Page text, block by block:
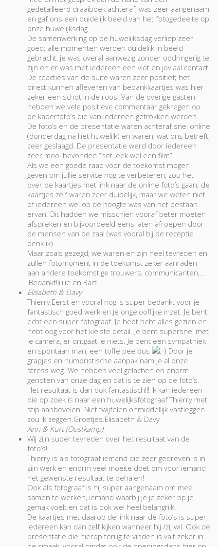
gedetailleerd draaiboek achteraf, was zeer aangenaam
en gaf ons een duidelijk beeld van het fotogedeelte op
onze huwelijksdag.
De samenwerking op de huwelijksdag verliep zeer
goed; alle momenten werden duidelijk in beeld
gebracht, je was overal aanwezig zonder opdringerig te
zijn en er was met iedereen een vlot en joviaal contact.
De reacties van de suite waren zeer positief; het
direct kunnen afleveren van bedankkaartjes was hier
zeker een schot in de roos. Van de overige gasten
hebben we vele positieve commentaar gekregen op
de kaderfoto’s die van iedereen getrokken werden.
De foto’s en de presentatie waren achteraf snel online
(donderdag na het huwelijk) en waren, wat ons betreft,
zeer geslaagd. De presentatie werd door iedereen
zeer mooi bevonden “het leek wel een film”.
Als we een goede raad voor de toekomst mogen
geven om jullie service nog te verbeteren, zou het
over de kaartjes met link naar de online foto’s gaan; de
kaartjes zelf waren zeer duidelijk, maar we weten niet
of iedereen wel op de hoogte was van het bestaan
ervan. Dit hadden we misschien vooraf beter moeten
afspreken en bijvoorbeeld eens laten afroepen door
de mensen van de zaal (was vooral bij de receptie
denk ik).
Maar zoals gezegd, we waren en zijn heel tevreden en
zullen fotomoment in de toekomst zeker aanraden
aan andere toekomstige trouwers, communicanten,…
!Bedankt!Julie en Bart
Elisabeth & Davy
Thierry,Eerst en vooral nog is super bedankt voor je
fantastisch goed werk en je ongelooflijke inzet. Je bent
echt een super fotograaf. Je hebt hebt alles gezien en
hebt oog voor het kleiste detail. Je bent supersnel met
je camera, er ontgaat je niets. Je bent een sympathiek
en spontaan man, een toffe pee dus
Door je
grapjes en humoristische aanpak nam je al onze
stress weg. We hebben veel gelachen en enorm
genoten van onze dag en dat is te zien op de foto’s.
Het resultaat is dan ook fantastisch!!! Ik kan iedereen
die op zoek is naar een huwelijksfotograaf Thierry met
stip aanbevelen. Niet twijfelen onmiddellijk vastleggen
zou ik zeggen.Groetjes.Elisabeth & Davy
Ann & Kurt (Oostkamp)
Wij zijn super tevreden over het resultaat van de
foto’s!
Thierry is als fotograaf iemand die zeer gedreven is in
zijn werk en enorm veel moeite doet om voor iemand
het gewenste resultaat te behalen!
Ook als fotograaf is hij super aangenaam om mee
samen te werken, iemand waarbij je je zeker op je
gemak voelt en dat is ook wel heel belangrijk!
De kaartjes met daarop de link naar de foto’s is super,
iedereen kan dan zelf kijken wanneer hij /zij wil. Ook de
presentatie die hierop terug te vinden is valt zeker in